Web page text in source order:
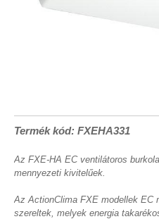
Termék kód: FXEHA331
Az FXE-HA EC ventilátoros
mennyezeti kivitelűek.
Az ActionClima FXE modellek EC
szereltek, melyek energia